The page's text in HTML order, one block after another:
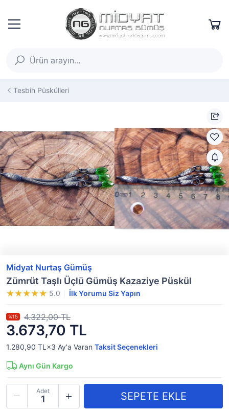
Tesbih Püskülleri
Midyat Nurtaş Gümüş
Zümrüt Taşlı Üçlü Gümüş Kazaziye Püskül
5.0 İlk Yorumu Siz Yapın
3.673,70 TL
%15 4.322,00 TL
1.280,90 TL×3 Ay'a Varan Taksit Seçenekleri
Aynı Gün Kargo
Adet